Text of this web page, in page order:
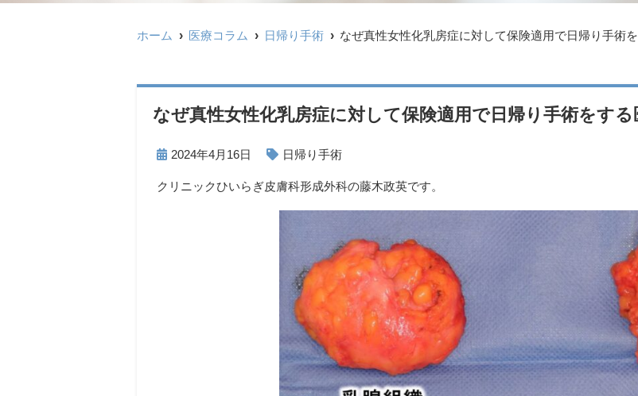
ホーム 医療コラム 日帰り手術 なぜ真性女性化乳房症に対して保険適用で日帰り手術
なぜ真性女性化乳房症に対して保険適用で日帰り手術をす
2024年4月16日 日帰り手術
クリニックひいらぎ皮膚科形成外科の藤木政英です。